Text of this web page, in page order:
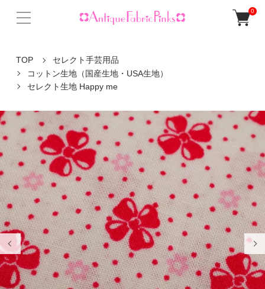
0
TOP
セレクト手芸用品
コットン生地（国産生地・USA生地）
セレクト生地 Happy me